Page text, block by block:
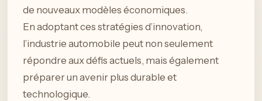
de nouveaux modèles économiques.
En adoptant ces stratégies d’innovation,
l’industrie automobile peut non seulement
répondre aux défis actuels, mais également
préparer un avenir plus durable et
technologique.